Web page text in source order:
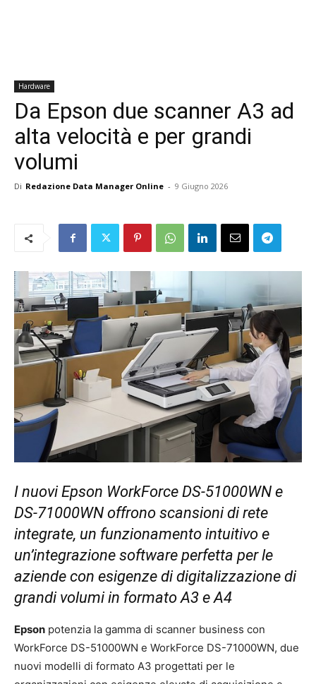
Hardware
Da Epson due scanner A3 ad
alta velocità e per grandi
volumi
Di Redazione Data Manager Online - 9 Giugno 2026
I nuovi Epson WorkForce DS-51000WN e
DS-71000WN offrono scansioni di rete
integrate, un funzionamento intuitivo e
un’integrazione software perfetta per le
aziende con esigenze di digitalizzazione di
grandi volumi in formato A3 e A4
Epson potenzia la gamma di scanner business con
WorkForce DS-51000WN e WorkForce DS-71000WN, due
nuovi modelli di formato A3 progettati per le